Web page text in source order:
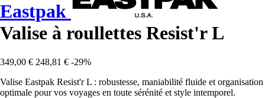
Eastpak
Valise à roullettes Resist'r L
349,00 € 248,81 € -29%
Valise Eastpak Resist'r L : robustesse, maniabilité fluide et organisation
optimale pour vos voyages en toute sérénité et style intemporel.